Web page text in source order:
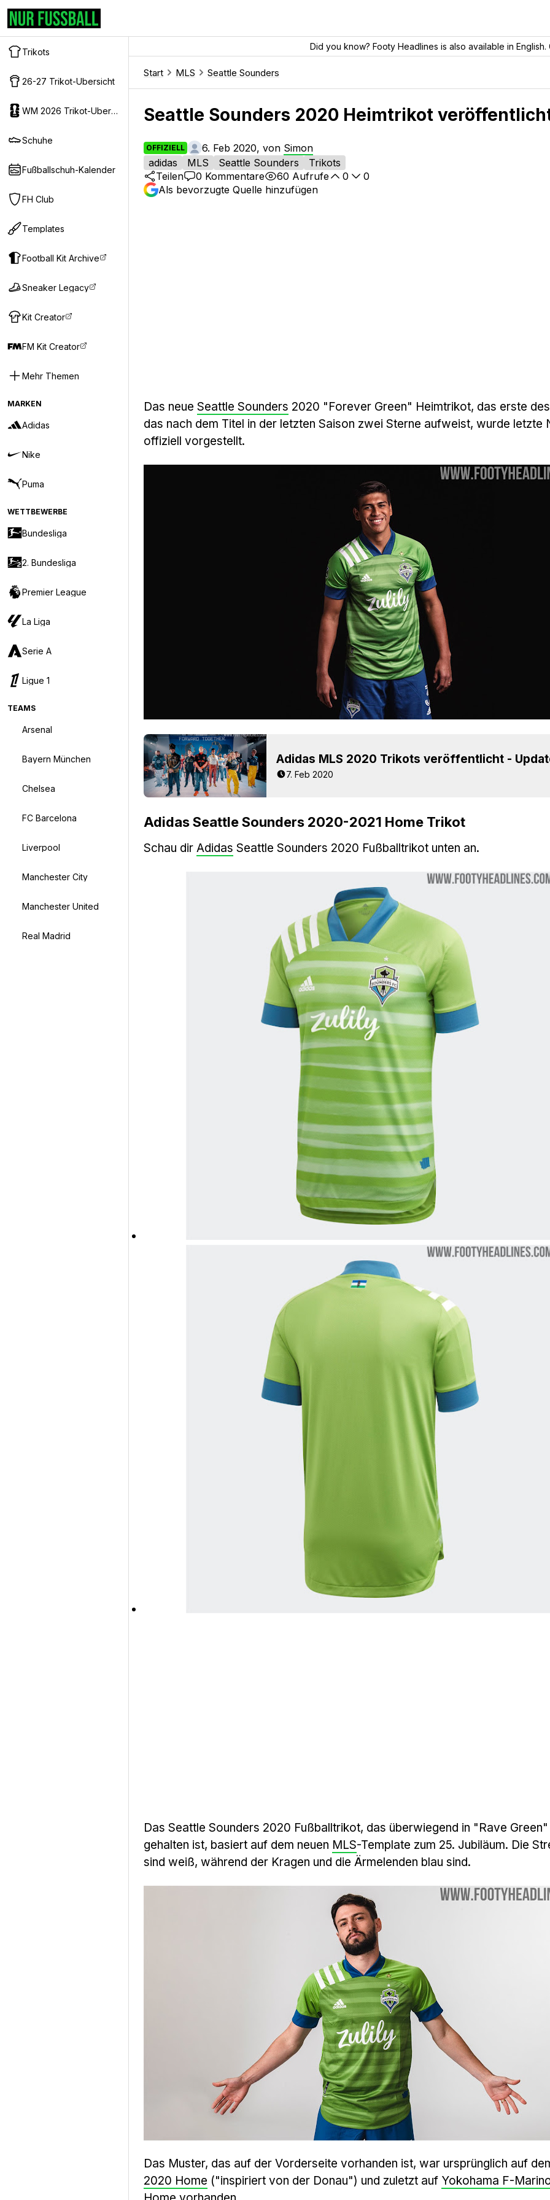
Trikots
26-27 Trikot-Ubersicht
WM 2026 Trikot-Ubersicht
Schuhe
Fußballschuh-Kalender
FH Club
Templates
Football Kit Archive
Sneaker Legacy
Kit Creator
FM Kit Creator
Mehr Themen
MARKEN
Adidas
Nike
Puma
WETTBEWERBE
Bundesliga
2. Bundesliga
Premier League
La Liga
Serie A
Ligue 1
TEAMS
Arsenal
Bayern München
Chelsea
FC Barcelona
Liverpool
Manchester City
Manchester United
Real Madrid
Did you know? Footy Headlines is also available in
Start MLS Seattle Sounders
Seattle Sounders 2020 Heimtrikot
OFFIZIELL 6. Feb 2020, von Simon
adidas
MLS Seattle Sounders
Trikots
Teilen
0 Kommentare 60 Aufrufe 0
0
Als bevorzugte Quelle hinzufügen
Das neue Seattle Sounders 2020 "Forever Green" Heimtrikot, das erste
das nach dem Titel in der letzten Saison zwei Sterne aufweist, wurde letzte
offiziell vorgestellt.
7. Feb 2020
Adidas Seattle Sounders 2020-2021 Home Trikot
Schau dir Adidas Seattle Sounders 2020 Fußballtrikot unten an.
Das Seattle Sounders 2020 Fußballtrikot, das überwiegend in "Rave Green"
gehalten ist, basiert auf dem neuen MLS-Template zum 25. Jubiläum. Die
sind weiß, während der Kragen und die Ärmelenden blau sind.
Das Muster, das auf der Vorderseite vorhanden ist, war ursprünglich auf
2020 Home ("inspiriert von der Donau") und zuletzt auf Yokohama F-